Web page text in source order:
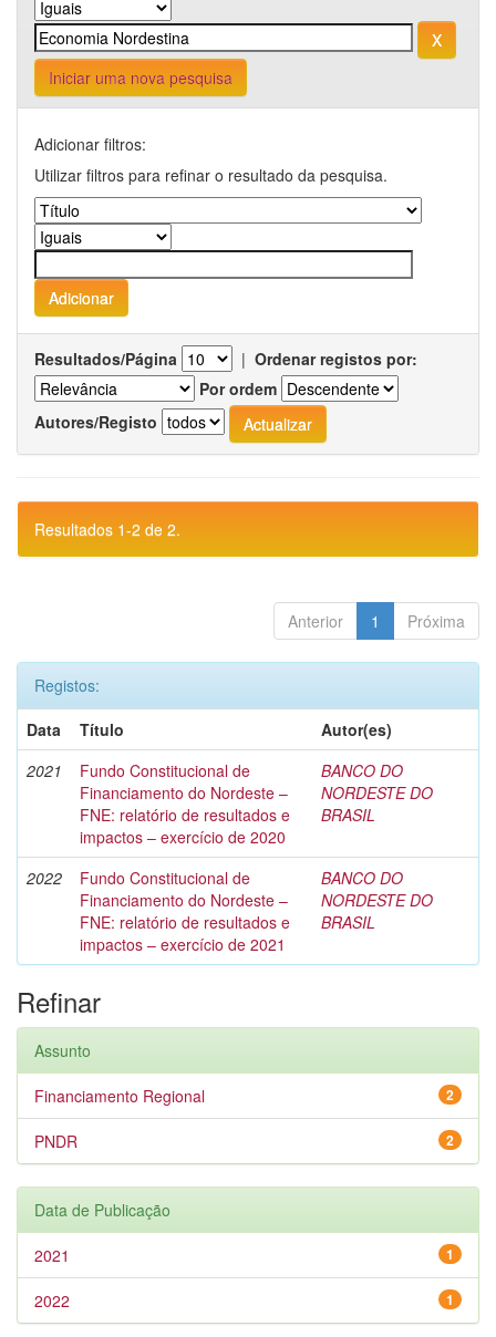
Iniciar uma nova pesquisa
Adicionar filtros:
Utilizar filtros para refinar o resultado da pesquisa.
Resultados/Página | Ordenar registos por:
Por ordem
Autores/Registo
Resultados 1-2 de 2.
Anterior 1 Próxima
Registos:
Data
Título
Autor(es)
2021
Fundo Constitucional de
Financiamento do Nordeste –
FNE: relatório de resultados e
impactos – exercício de 2020
BANCO DO
NORDESTE DO
BRASIL
2022
Fundo Constitucional de
Financiamento do Nordeste –
FNE: relatório de resultados e
impactos – exercício de 2021
BANCO DO
NORDESTE DO
BRASIL
Refinar
Assunto
2
Financiamento Regional
2
PNDR
Data de Publicação
1
2021
1
2022